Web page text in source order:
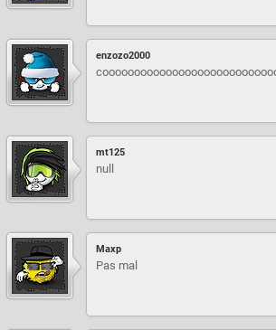
enzozo2000
mt125
null
Maxp
Pas mal